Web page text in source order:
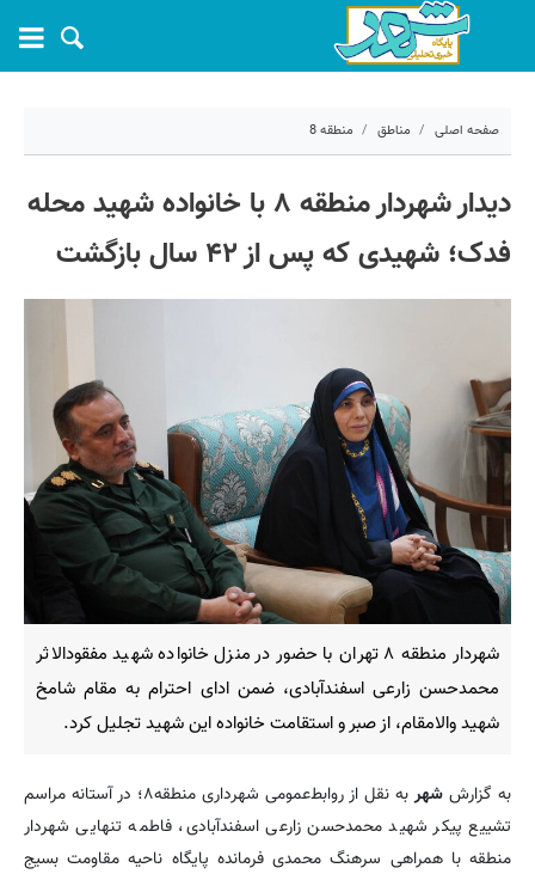
صفحه اصلی مناطق منطقه 8
کد مطلب: 66919
دیدار شهردار منطقه ۸ با خانواده شهید محله
فدک؛ شهیدی که پس از ۴۲ سال بازگشت
شهردار منطقه ۸ تهران با حضور در منزل خانواده شهید مفقودالاثر
محمدحسن زارعی اسفندآبادی، ضمن ادای احترام به مقام شامخ
شهید والامقام، از صبر و استقامت خانواده‌ این شهید تجلیل کرد.
به گزارش شهر
به نقل از روابط‌عمومی شهرداری منطقه۸؛ در آستانه مراسم
تشییع پیکر شهید محمدحسن زارعی اسفندآبادی، فاطمه تنهایی شهردار
منطقه با همراهی سرهنگ محمدی فرمانده پایگاه ناحیه مقاومت بسیج